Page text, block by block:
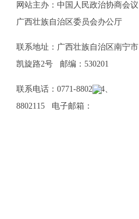
网站主办：中国人民政治协商会议
广西壮族自治区委员会办公厅
联系地址：广西壮族自治区南宁市
凯旋路2号 邮编：530201
联系电话：0771-8802114、
8802115 电子邮箱：